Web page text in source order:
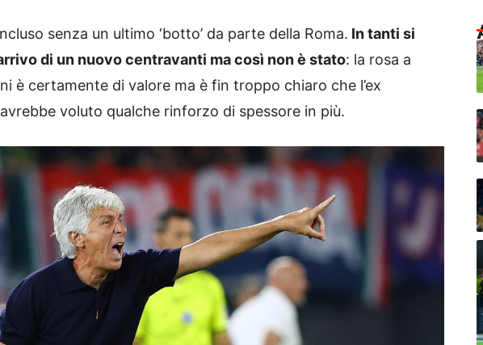
senza un ultimo ‘botto’ da parte della Roma. In tanti si
di un nuovo centravanti ma così non è stato: la rosa a
è certamente di valore ma è fin troppo chiaro che l’ex
voluto qualche rinforzo di spessore in più.